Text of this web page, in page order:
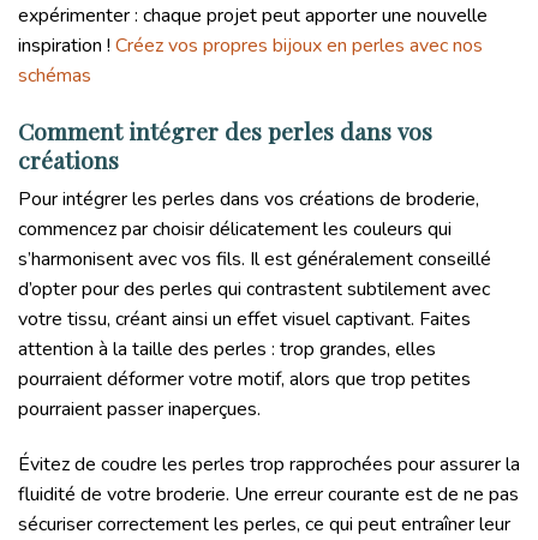
expérimenter : chaque projet peut apporter une nouvelle
inspiration ! Créez vos propres bijoux en perles avec nos
schémas
Comment intégrer des perles dans vos
créations
Pour intégrer les perles dans vos créations de broderie,
commencez par choisir délicatement les couleurs qui
s’harmonisent avec vos fils. Il est généralement conseillé
d’opter pour des perles qui contrastent subtilement avec
votre tissu, créant ainsi un effet visuel captivant. Faites
attention à la taille des perles : trop grandes, elles
pourraient déformer votre motif, alors que trop petites
pourraient passer inaperçues.
Évitez de coudre les perles trop rapprochées pour assurer la
fluidité de votre broderie. Une erreur courante est de ne pas
sécuriser correctement les perles, ce qui peut entraîner leur